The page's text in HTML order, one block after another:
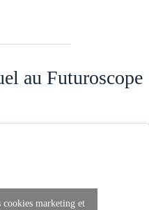
au Futuroscope
cookies marketing et